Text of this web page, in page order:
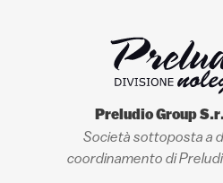
Preludio Group
Società sottoposta a
coordinamento di